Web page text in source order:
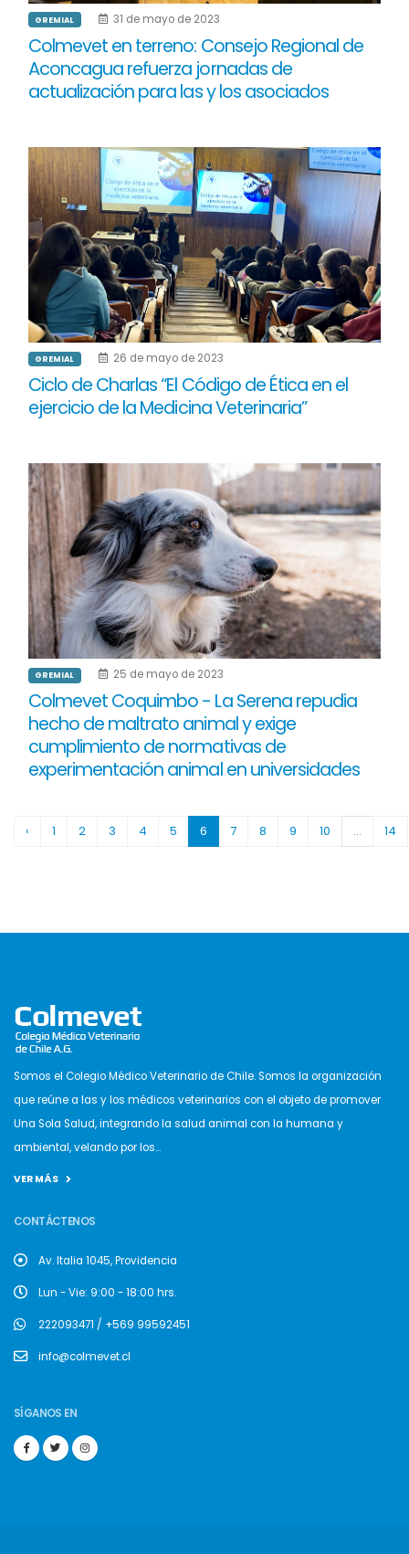
GREMIAL 31 de mayo de 2023
Colmevet en terreno: Consejo Regional de
Aconcagua refuerza jornadas de
actualización para las y los asociados
GREMIAL 26 de mayo de 2023
Ciclo de Charlas “El Código de Ética en el
ejercicio de la Medicina Veterinaria”
GREMIAL 25 de mayo de 2023
Colmevet Coquimbo - La Serena repudia
hecho de maltrato animal y exige
cumplimiento de normativas de
experimentación animal en universidades
‹ 1 2 3 4 5 6 7 8 9 10 ... 14
Somos el Colegio Médico Veterinario de Chile. Somos la organización
que reúne a las y los médicos veterinarios con el objeto de promover
Una Sola Salud, integrando la salud animal con la humana y
ambiental, velando por los...
VER MÁS
CONTÁCTENOS
Av. Italia 1045, Providencia
Lun - Vie: 9:00 - 18:00 hrs.
222093471 / +569 99592451
info@colmevet.cl
SÍGANOS EN